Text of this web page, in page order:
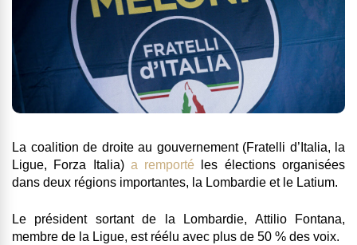
La coalition de droite au gouvernement (Fratelli d’Italia, la
Ligue, Forza Italia) a remporté les élections organisées
dans deux régions importantes, la Lombardie et le Latium.
Le président sortant de la Lombardie, Attilio Fontana,
membre de la Ligue, est réélu avec plus de 50 % des voix.